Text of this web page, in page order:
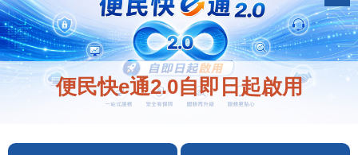
便民快e通2.0自即日起啟用